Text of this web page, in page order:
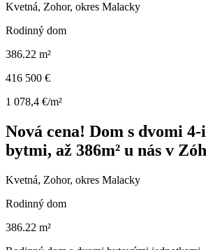
Kvetná, Zohor, okres Malacky
Rodinný dom
386.22 m²
416 500 €
1 078,4 €/m²
Nová cena! Dom s dvomi
bytmi, až 386m² u nás v
Kvetná, Zohor, okres Malacky
Rodinný dom
386.22 m²